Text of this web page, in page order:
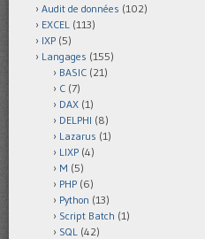
Audit de données (102)
EXCEL (113)
IXP (5)
Langages (155)
BASIC (21)
C (7)
DAX (1)
DELPHI (8)
Lazarus (1)
LIXP (4)
M (5)
PHP (6)
Python (13)
Script Batch (1)
SQL (42)